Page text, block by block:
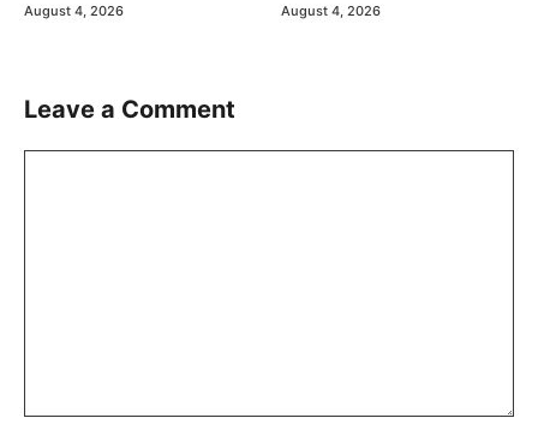
August 4, 2026 August 4, 2026
Leave a Comment